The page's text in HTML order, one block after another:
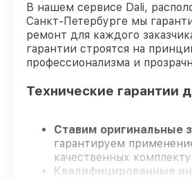
В нашем сервисе Dali,
Санкт-Петербурге мы
ремонт для каждого
гарантии строятся на
профессионализма и
Технические гарантии
Ставим оригинальные
гарантируем
качественных
Квалифицированные